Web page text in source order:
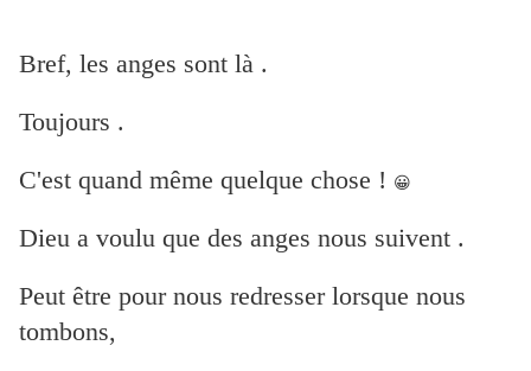
Bref, les anges sont là .
Toujours .
C'est quand même quelque chose ! 😀
Dieu a voulu que des anges nous suivent .
Peut être pour nous redresser lorsque nous
tombons,